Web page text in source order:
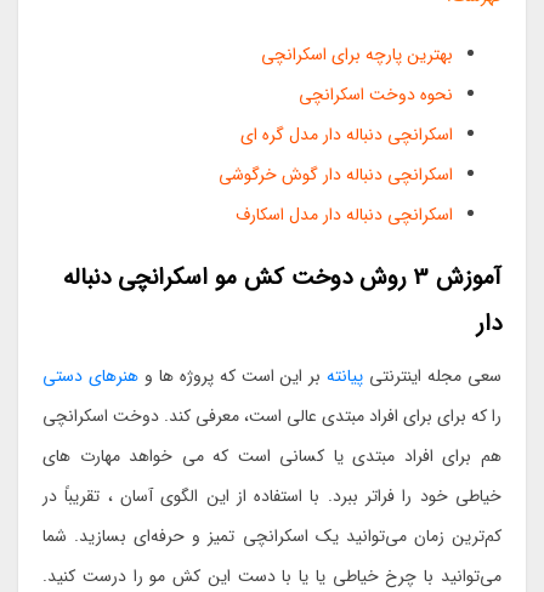
بهترین پارچه برای اسکرانچی
نحوه دوخت اسکرانچی
اسکرانچی دنباله دار مدل گره ای
اسکرانچی دنباله دار گوش خرگوشی
اسکرانچی دنباله دار مدل اسکارف
آموزش 3 روش دوخت کش مو اسکرانچی دنباله
دار
سعی مجله اینترنتی پیانتهبر این است که پروژه ها وهنرهای دستی
را که برای برای افراد مبتدی عالی است، معرفی کند. دوخت اسکرانچی
هم برای افراد مبتدی یا کسانی است که می خواهد مهارت های
خیاطی خود را فراتر ببرد. با استفاده از این الگوی آسان ، تقریباً در
کم‌ترین زمان می‌توانید یک اسکرانچی تمیز و حرفه‌ای بسازید. شما
می‌توانید با چرخ خیاطی یا یا با دست این کش مو را درست کنید.